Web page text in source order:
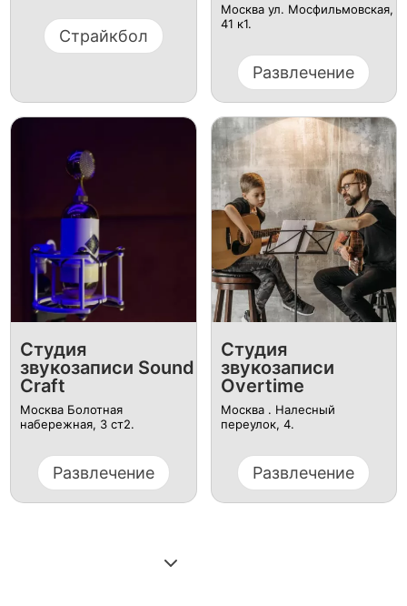
Страйкбол
Москва ул. ​Мосфильмовская,
41 к1.
Развлечение
Студия
звукозаписи Sound
Craft
Москва ​Болотная
набережная, 3 ст2​.
Развлечение
Студия
звукозаписи
Overtime
Москва . ​Налесный
переулок, 4.
Развлечение